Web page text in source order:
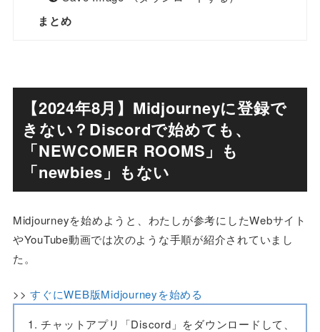
まとめ
【2024年8月】Midjourneyに登録で
きない？Discordで始めても、
「NEWCOMER ROOMS」も
「newbies」もない
Midjourneyを始めようと、わたしが参考にしたWebサイト
やYouTube動画では次のような手順が紹介されていまし
た。
>>すぐにWEB版Midjourneyを始める
チャットアプリ「Discord」をダウンロードして、